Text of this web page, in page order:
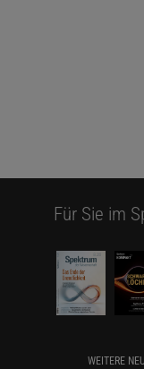
Für Sie im
WEITERE